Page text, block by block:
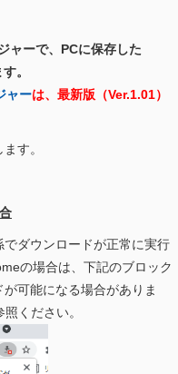
ャーで、PCに保存した
。
ャーは、最新版（Ver.1.01）
す。
ダウンロードが正常に実行
の場合は、下記のブロック
可能になる場合がありま
ください。